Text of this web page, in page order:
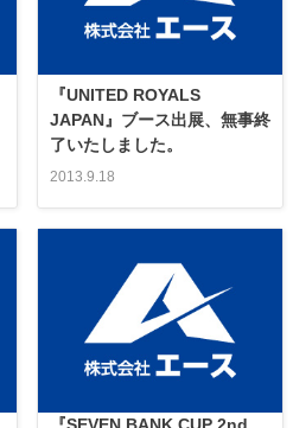
『UNITED ROYALS
JAPAN』ブース出展、無事終
了いたしました。
2013.9.18
『SEVEN BANK CUP 2nd